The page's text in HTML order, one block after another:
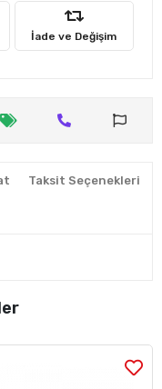
İade ve Değişim
Taksit Seçenekleri